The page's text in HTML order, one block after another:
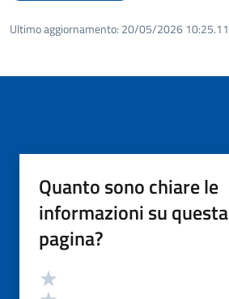
Ultimo aggiornamento: 20/05/2026 10:25.11
Quanto sono chiare le
informazioni su questa
pagina?
Valutazione